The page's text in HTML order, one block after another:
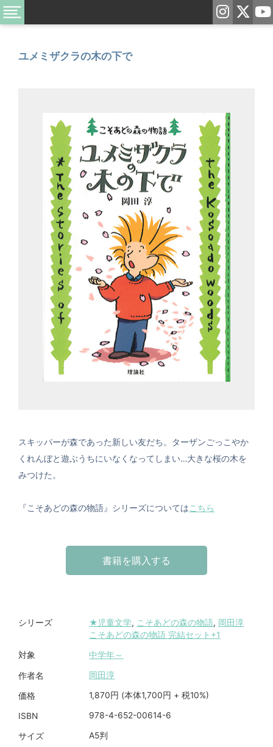
ユメミザクラの木の下で
スキッパーが森であった新しい友だち。ターザンごっこやか
くれんぼと遊ぶうちにいなくなってしまい…大きな桜の木を
みつけた。
『こそあどの森の物語』シリーズについてはこちら
書籍を購入する
シリーズ ★児童文学, こそあどの森の物語, 岡田淳
こそあどの森の物語 完結セット+1
対象 中学年～
作者名 岡田淳
価格 1,870円 (本体1,700円 + 税10%)
ISBN 978-4-652-00614-6
サイズ A5判